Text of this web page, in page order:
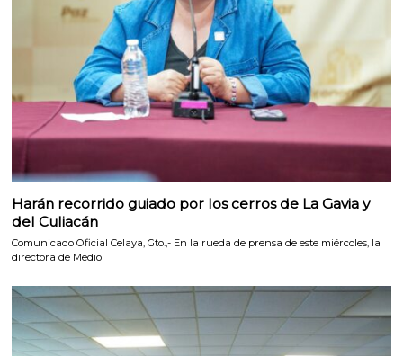
Harán recorrido guiado por los cerros de La Gavia y
del Culiacán
Comunicado Oficial Celaya, Gto.,- En la rueda de prensa de este miércoles, la
directora de Medio